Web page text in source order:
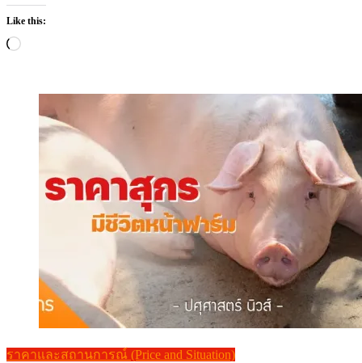
Like this:
Loading…
ราคาและสถานการณ์ (Price and Situation)